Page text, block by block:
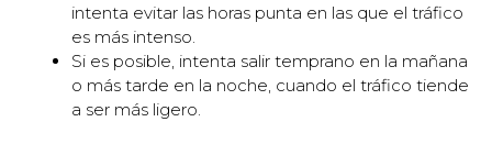
intenta evitar las horas punta en las que el tráfico
es más intenso.
Si es posible, intenta salir temprano en la mañana
o más tarde en la noche, cuando el tráfico tiende
a ser más ligero.